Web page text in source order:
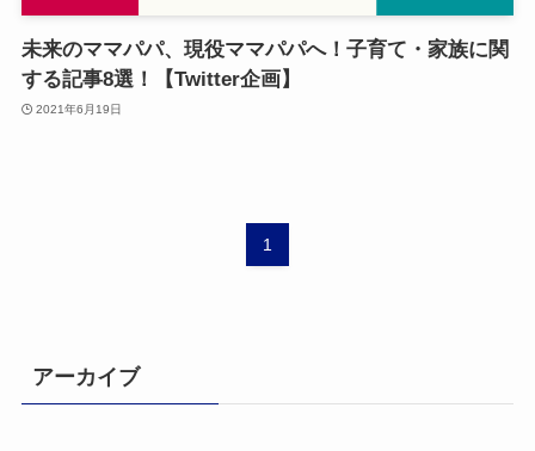
未来のママパパ、現役ママパパへ！子育て・家族に関
する記事8選！【Twitter企画】
2021年6月19日
1
アーカイブ